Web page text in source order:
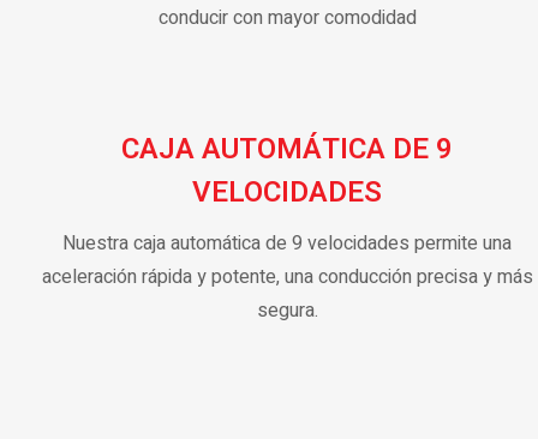
conducir con mayor comodidad
CAJA AUTOMÁTICA DE 9
VELOCIDADES
Nuestra caja automática de 9 velocidades permite una
aceleración rápida y potente, una conducción precisa y más
segura.